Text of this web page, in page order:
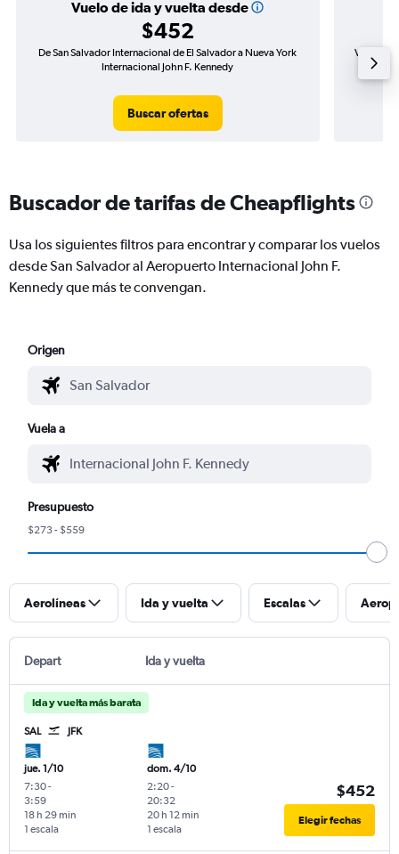
Vuelo de ida y vuelta desde
$452
De San Salvador Internacional de El Salvador a Nueva York
Internacional John F. Kennedy
Buscar ofertas
Vuelo de
Buscador de tarifas de Cheapflights
Usa los siguientes filtros para encontrar y comparar los vuelos
desde San Salvador al Aeropuerto Internacional John F.
Kennedy que más te convengan.
Origen
Vuela a
Presupuesto
$273 - $559
Aerolíneas Ida y vuelta Escalas
Depart Ida y vuelta
Ida y vuelta más barata
SAL JFK
jue. 1/10
7:30-
3:59
1 escala
18 h 29 min
dom. 4/10
2:20-
20:32
1 escala
20 h 12 min
$452
Elegir fechas